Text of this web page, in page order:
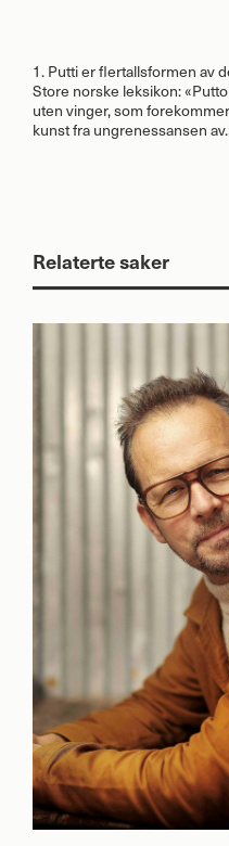
1. Putti er flertallsformen av
Store norske leksikon:
uten vinger, som
kunst fra ungrenessansen
Relaterte saker